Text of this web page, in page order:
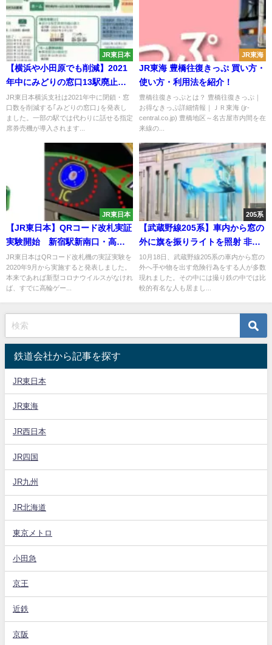
JR東日本
【横浜や小田原でも削減】2021
年中にみどりの窓口13駅廃止・5
駅窓口数削減 話せる指定席券売
機導入や業務委託化も
JR東日本横浜支社は2021年中に閉鎖・窓
口数を削減する｢みどりの窓口｣を発表し
ました。一部の駅では代わりに話せる指定
席券売機が導入されます...
JR東海
JR東海 豊橋往復きっぷ 買い方・
使い方・利用法を紹介！
豊橋往復きっぷとは？ 豊橋往復きっぷ｜
お得なきっぷ詳細情報｜ＪＲ東海 (jr-
central.co.jp) 豊橋地区～名古屋市内間を在
来線の...
JR東日本
【JR東日本】QRコード改札実証
実験開始 新宿駅新南口・高輪
ゲートウェイ駅で実施
JR東日本はQRコード改札機の実証実験を
2020年9月から実施すると発表しました。
本来であれば新型コロナウイルスがなけれ
ば、すでに高輪ゲー...
205系
【武蔵野線205系】車内から窓の
外に旗を振りライトを照射 非常
識な行動の犯人は有名撮り鉄
｢KOKI｣だった
10月18日、武蔵野線205系の車内から窓の
外へ手や物を出す危険行為をする人が多数
現れました。その中には撮り鉄の中では比
較的有名な人も居まし...
鉄道会社から記事を探す
JR東日本
JR東海
JR西日本
JR四国
JR九州
JR北海道
東京メトロ
小田急
京王
近鉄
京阪